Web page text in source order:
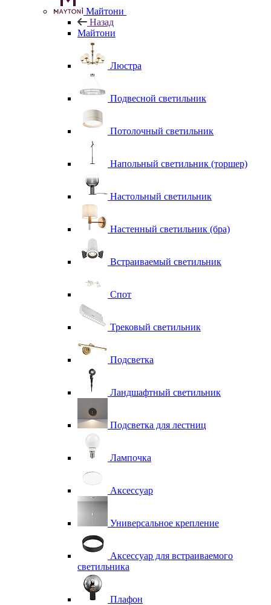
Майтони
Назад
Майтони
Люстра
Подвесной светильник
Потолочный светильник
Напольный светильник (торшер)
Настольный светильник
Настенный светильник (бра)
Встраиваемый светильник
Спот
Трековый светильник
Подсветка
Ландшафтный светильник
Подсветка для лестниц
Лампочка
Аксессуар
Универсальное крепление
Аксессуар для встраиваемого
светильника
Плафон